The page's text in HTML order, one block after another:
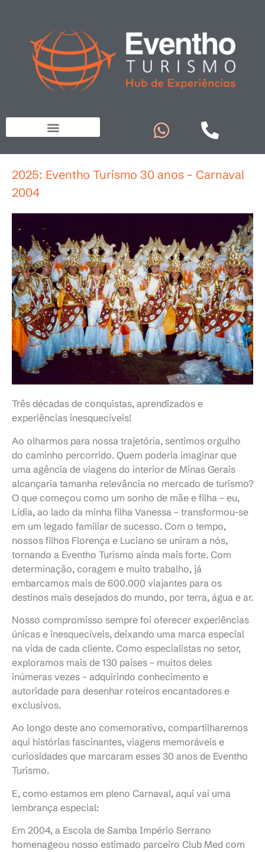
2025: Eventho Turismo 30 anos – Carnaval
2004
Três décadas de conquistas, aprendizados e
experiências inesquecíveis!
Ao olharmos para nossa trajetória, sentimos orgulho
do caminho percorrido. Quem poderia imaginar que
uma agência de viagens do interior de Minas Gerais
alcançaria tamanha relevância no mercado de turismo?
O que começou como um sonho de mãe e filha – eu,
Lídia, ao lado da minha filha Vanessa – transformou-se
em um legado familiar de sucesso. Com o tempo,
nossos filhos Florença e Luciano se uniram a nós,
tornando a Eventho Turismo ainda mais forte. Com
determinação, coragem e muito trabalho, já
embarcamos mais de 600.000 viajantes para os
destinos mais desejados do mundo, por terra, água e ar.
Nosso compromisso sempre foi oferecer experiências
únicas e inesquecíveis, deixando uma marca especial
na vida de cada cliente. Como especialistas no setor,
exploramos mais de 130 países – muitos deles
inúmeras vezes – adquirindo conhecimento e
autoridade para desenhar roteiros encantadores e
exclusivos.
Ao longo deste ano comemorativo, compartilharemos
aqui histórias fascinantes, viagens memoráveis e
curiosidades que marcaram esses 30 anos de Eventho
Turismo.
E, como estamos em pleno Carnaval, aqui vai uma
lembrança especial:
Em 2004, a Escola de Samba Império Serrano
homenageou nosso estimado parceiro Club Med com